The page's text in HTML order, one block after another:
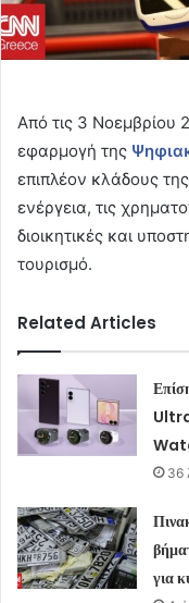
Από τις 3 Νοεμβρίου
εφαρμογή της
επιπλέον κλάδους
ενέργεια, τις
διοικητικές και
τουρισμό.
Related Articles
36
για